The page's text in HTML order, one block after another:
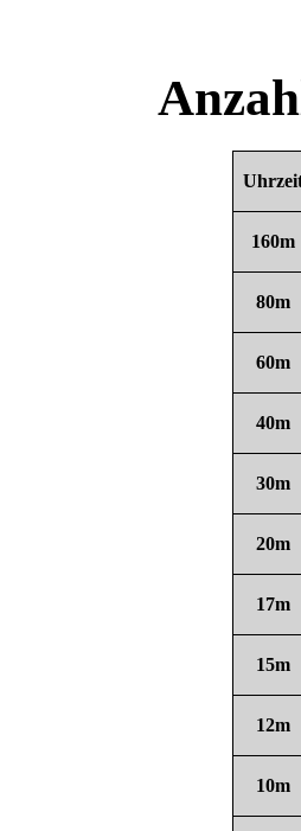
160m
80m
60m
40m
30m
20m
17m
15m
12m
10m